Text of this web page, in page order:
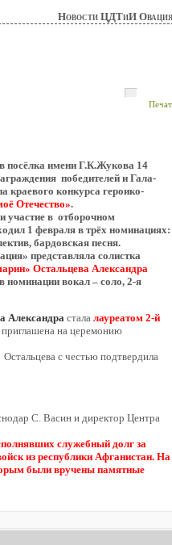
Новости ЦДТиИ
посёлка имени Г.К.Жукова 14
победителей и Гала-
краевого конкурса героико-
Отечество».
участие в отборочном
1 февраля в трёх номинациях:
бардовская песня.
представляла солистка
Остальцева Александра
номинации вокал – соло, 2-я
Александра стала лауреатом 2-й
на церемонию
с честью подтвердила
С. Васин и директор Центра
служебный долг за
из республики Афганистан. На
были вручены памятные